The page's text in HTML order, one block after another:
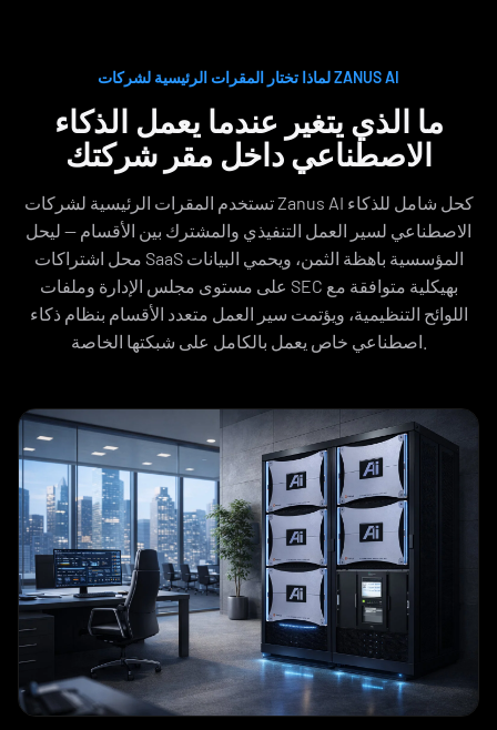
لماذا تختار المقرات الرئيسية لشركات ZANUS AI
ما الذي يتغير عندما يعمل الذكاء
الاصطناعي داخل مقر شركتك
تستخدم المقرات الرئيسية لشركات Zanus AI كحل شامل للذكاء
الاصطناعي لسير العمل التنفيذي والمشترك بين الأقسام — ليحل
محل اشتراكات SaaS المؤسسية باهظة الثمن، ويحمي البيانات
على مستوى مجلس الإدارة وملفات SEC بهيكلية متوافقة مع
اللوائح التنظيمية، ويؤتمت سير العمل متعدد الأقسام بنظام ذكاء